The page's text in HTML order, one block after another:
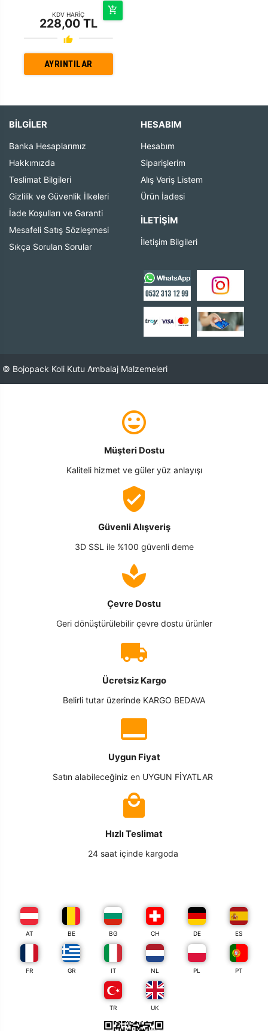
KDV HARİÇ
228,00 TL
AYRINTILAR
BİLGİLER
Banka Hesaplarımız
Hakkımızda
Teslimat Bilgileri
Gizlilik ve Güvenlik İlkeleri
İade Koşulları ve Garanti
Mesafeli Satış Sözleşmesi
Sıkça Sorulan Sorular
HESABIM
Hesabım
Siparişlerim
Alış Veriş Listem
Ürün İadesi
İLETIŞIM
İletişim Bilgileri
© Bojopack Koli Kutu Ambalaj Malzemeleri
Müşteri Dostu
Kaliteli hizmet ve güler yüz anlayışı
Güvenli Alışveriş
3D SSL ile %100 güvenli deme
Çevre Dostu
Geri dönüştürülebilir çevre dostu ürünler
Ücretsiz Kargo
Belirli tutar üzerinde KARGO BEDAVA
Uygun Fiyat
Satın alabileceğiniz en UYGUN FİYATLAR
Hızlı Teslimat
24 saat içinde kargoda
AT BE BG CH DE ES
FR GR IT NL PL PT
TR UK